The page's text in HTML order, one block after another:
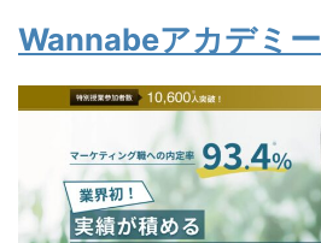
Wannabeアカデミー